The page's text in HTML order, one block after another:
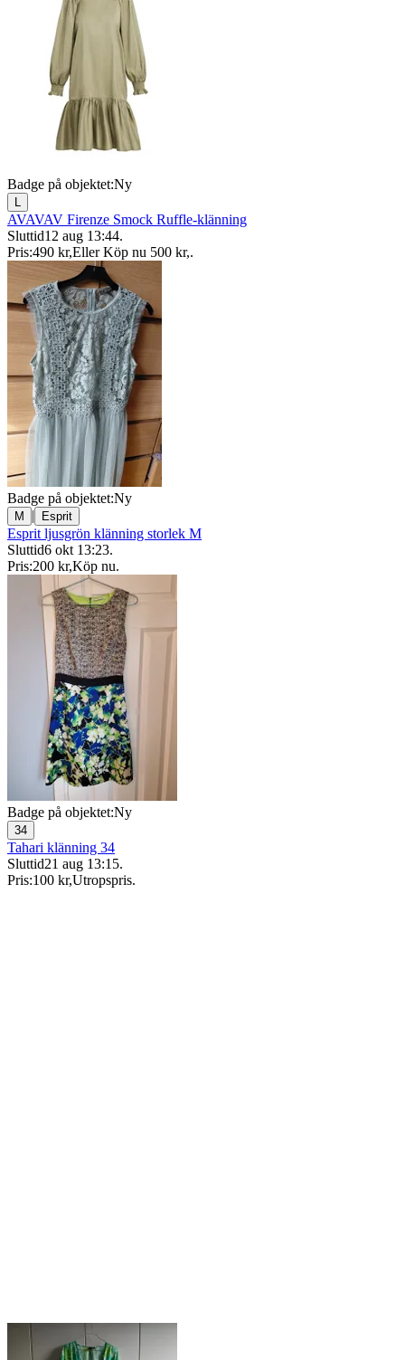
Badge på objektet:Ny
L
AVAVAV Firenze Smock Ruffle-klänning
Sluttid12 aug 13:44.
Pris:490 kr,Eller Köp nu 500 kr,.
Badge på objektet:Ny
M | Esprit
Esprit ljusgrön klänning storlek M
Sluttid6 okt 13:23.
Pris:200 kr,Köp nu.
Badge på objektet:Ny
34
Tahari klänning 34
Sluttid21 aug 13:15.
Pris:100 kr,Utropspris.